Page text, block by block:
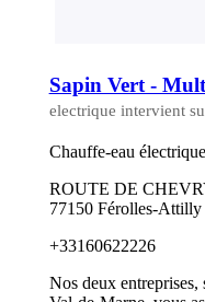
Sapin Vert -
electrique intervient
Chauffe-eau
ROUTE DE
77150 Férolles-Attilly
+33160622226
Nos deux entreprises,